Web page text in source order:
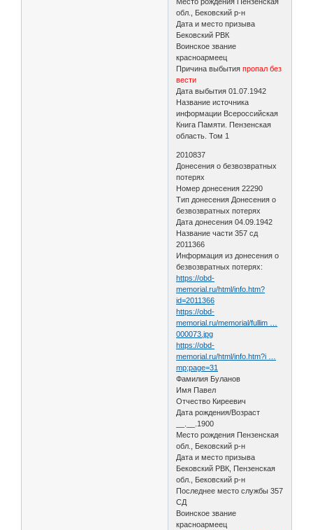
обл., Бековский р-н
Дата и место призыва
Бековский РВК
Воинское звание
красноармеец
Причина выбытияпропал без
вести
Дата выбытия 01.07.1942
Название источника
информации Всероссийская
Книга Памяти. Пензенская
область. Том 1
2010837
Донесения о безвозвратных
потерях
Номер донесения 22290
Тип донесения Донесения о
безвозвратных потерях
Дата донесения 04.09.1942
Название части 357 сд
2011366
Информация из донесения о
безвозвратных потерях:
https://obd-
memorial.ru/html/info.htm?
id=2011366
https://obd-
memorial.ru/memorial/fullim …
000073.jpg
https://obd-
memorial.ru/html/info.htm?i …
mp;page=31
Фамилия Буланов
Имя Павел
Отчество Киреевич
Дата рождения/Возраст
__.__.1900
Место рождения Пензенская
обл., Бековский р-н
Дата и место призыва
Бековский РВК, Пензенская
обл., Бековский р-н
Последнее место службы 357
СД
Воинское звание
красноармеец